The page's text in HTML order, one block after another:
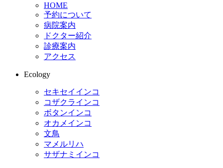
HOME
予約について
病院案内
ドクター紹介
診療案内
アクセス
Ecology
セキセイインコ
コザクラインコ
ボタンインコ
オカメインコ
文鳥
マメルリハ
サザナミインコ